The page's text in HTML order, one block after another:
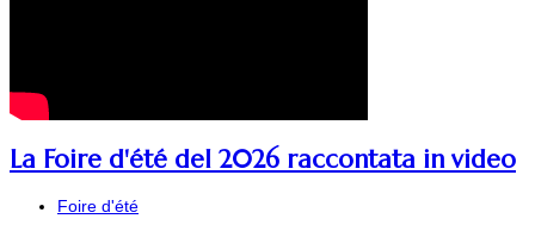
La Foire d'été del 2026 raccontata in video
Foire d'été